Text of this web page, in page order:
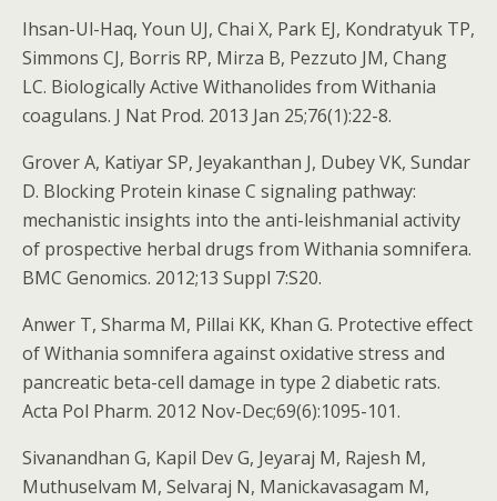
Ihsan-Ul-Haq, Youn UJ, Chai X, Park EJ, Kondratyuk TP,
Simmons CJ, Borris RP, Mirza B, Pezzuto JM, Chang
LC. Biologically Active Withanolides from Withania
coagulans. J Nat Prod. 2013 Jan 25;76(1):22-8.
Grover A, Katiyar SP, Jeyakanthan J, Dubey VK, Sundar
D. Blocking Protein kinase C signaling pathway:
mechanistic insights into the anti-leishmanial activity
of prospective herbal drugs from Withania somnifera.
BMC Genomics. 2012;13 Suppl 7:S20.
Anwer T, Sharma M, Pillai KK, Khan G. Protective effect
of Withania somnifera against oxidative stress and
pancreatic beta-cell damage in type 2 diabetic rats.
Acta Pol Pharm. 2012 Nov-Dec;69(6):1095-101.
Sivanandhan G, Kapil Dev G, Jeyaraj M, Rajesh M,
Muthuselvam M, Selvaraj N, Manickavasagam M,